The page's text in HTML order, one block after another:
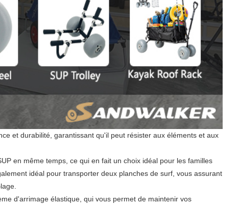
et durabilité, garantissant qu'il peut résister aux éléments et aux
en même temps, ce qui en fait un choix idéal pour les familles
idéal pour transporter deux planches de surf, vous assurant
d'arrimage élastique, qui vous permet de maintenir vos